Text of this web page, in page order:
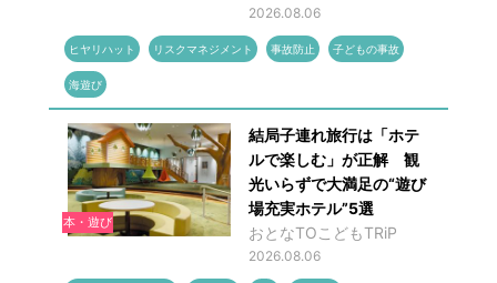
2026.08.06
ヒヤリハット リスクマネジメント 事故防止 子どもの事故
海遊び
本・遊び
結局子連れ旅行は「ホテ
ルで楽しむ」が正解 観
光いらずで大満足の“遊び
場充実ホテル”5選
おとなTOこどもTRiP
2026.08.06